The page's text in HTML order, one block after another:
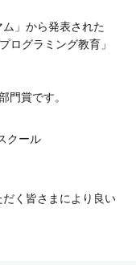
」から発表された
ログラミング教育」
門賞です。
クール
く皆さまにより良い